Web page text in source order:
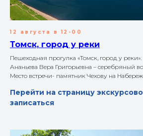
12 августа в 12-00
Томск, город у реки
Пешеходная прогулка «Томск, город у реки».
Ананьева Вера Григорьевна – серебряный
Место встречи- памятник Чехову на
Перейти на страницу
записаться